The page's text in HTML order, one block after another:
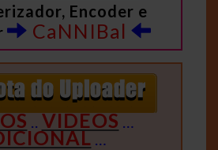
Encoder e
CaNNIBal
VIDEOS